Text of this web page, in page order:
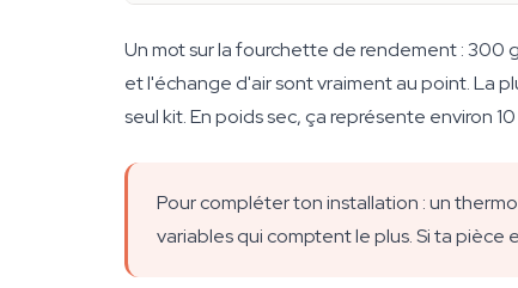
Un mot sur la fourchette de rendement : 300
et l'échange d'air sont vraiment au point. La
seul kit. En poids sec, ça représente environ
Pour compléter ton installation : un
variables qui comptent le plus. Si ta